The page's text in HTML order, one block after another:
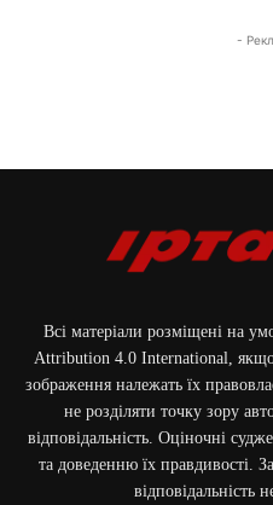
-
Всі матеріали розміщені на
Attribution 4.0 International, якщо
зображення належать їх
не розділяти точку зору
відповідальність. Оціночні
та доведенню їх правдивості.
відповідальність